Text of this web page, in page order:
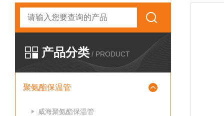
产品分类 / PRODUCT
聚氨酯保温管
威海聚氨酯保温管